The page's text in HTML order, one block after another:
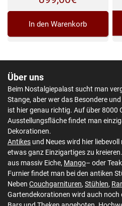
In den Warenkorb
Über uns
Beim Nostalgiepalast sucht man
Stange, aber wer das Besondere
ist hier genau richtig. Auf über 8000
Ausstellungsfläche findet man
Dekorationen.
Antikes und Neues wird hier
etwas ganz Einzigartiges zu kreieren.
aus massiv Eiche, Mango– oder
Furnier findet man bei den antiken
Neben Couchgarnituren, Stühlen,
Gartendekorationen wird auch noch